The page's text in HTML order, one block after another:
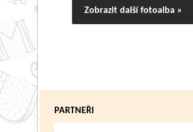
Zobrazit další fotoalba »
PARTNEŘI